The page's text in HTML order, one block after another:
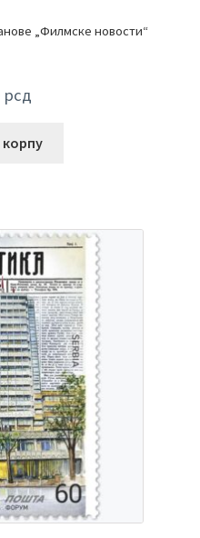
„Филмске новости“
рсд
корпу